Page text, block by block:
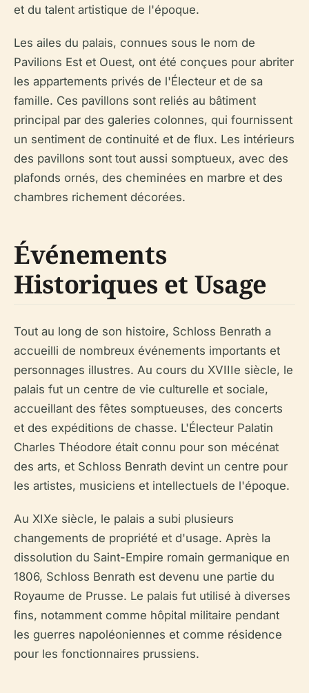
et du talent artistique de l'époque.
Les ailes du palais, connues sous le nom de
Pavilions Est et Ouest, ont été conçues pour abriter
les appartements privés de l'Électeur et de sa
famille. Ces pavillons sont reliés au bâtiment
principal par des galeries colonnes, qui fournissent
un sentiment de continuité et de flux. Les intérieurs
des pavillons sont tout aussi somptueux, avec des
plafonds ornés, des cheminées en marbre et des
chambres richement décorées.
Événements
Historiques et Usage
Tout au long de son histoire, Schloss Benrath a
accueilli de nombreux événements importants et
personnages illustres. Au cours du XVIIIe siècle, le
palais fut un centre de vie culturelle et sociale,
accueillant des fêtes somptueuses, des concerts
et des expéditions de chasse. L'Électeur Palatin
Charles Théodore était connu pour son mécénat
des arts, et Schloss Benrath devint un centre pour
les artistes, musiciens et intellectuels de l'époque.
Au XIXe siècle, le palais a subi plusieurs
changements de propriété et d'usage. Après la
dissolution du Saint-Empire romain germanique en
1806, Schloss Benrath est devenu une partie du
Royaume de Prusse. Le palais fut utilisé à diverses
fins, notamment comme hôpital militaire pendant
les guerres napoléoniennes et comme résidence
pour les fonctionnaires prussiens.